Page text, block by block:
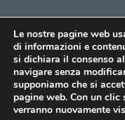
Le nostre pagine web
di informazioni e
si dichiara il consenso
navigare senza
supponiamo che si
pagine web. Con un
verranno nuovamente